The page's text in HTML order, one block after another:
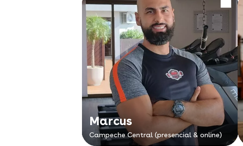
Marcus
Campeche Central (presencial & online)